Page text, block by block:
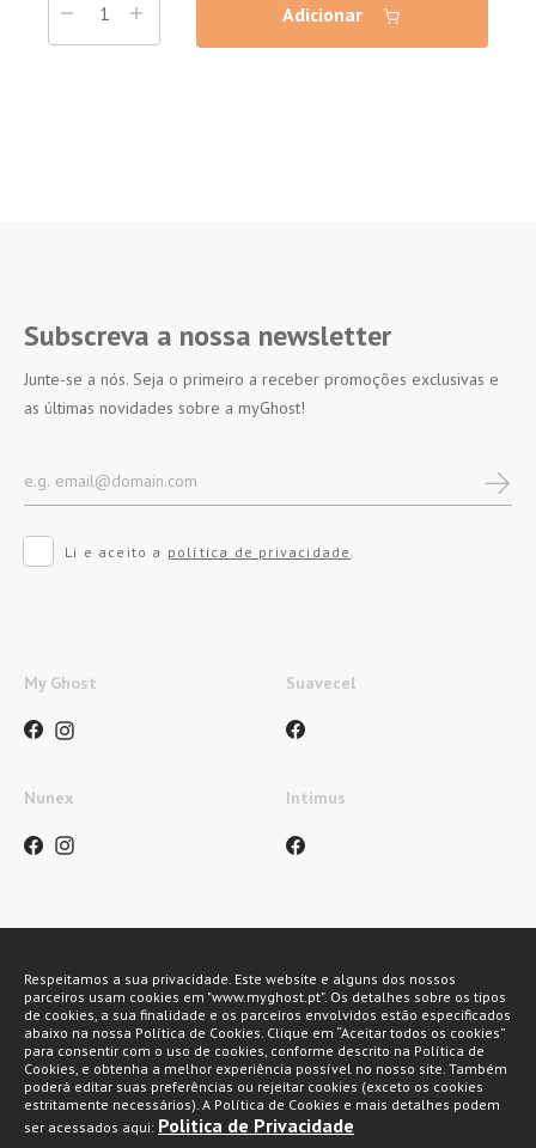
Adicionar
Subscreva a nossa newsletter
Junte-se a nós. Seja o primeiro a receber promoções exclusivas e
as últimas novidades sobre a myGhost!
Li e aceito a política de privacidade
My Ghost Suavecel
Nunex Intimus
Métodos de pagamento
Respeitamos a sua privacidade. Este website e alguns dos nossos
parceiros usam cookies em "www.myghost.pt". Os detalhes sobre os tipos
de cookies, a sua finalidade e os parceiros envolvidos estão especificados
abaixo na nossa Política de Cookies. Clique em “Aceitar todos os cookies”
para consentir com o uso de cookies, conforme descrito na Política de
Cookies, e obtenha a melhor experiência possível no nosso site. Também
poderá editar suas preferências ou rejeitar cookies (exceto os cookies
estritamente necessários). A Política de Cookies e mais detalhes podem
ser acessados aqui: Politica de Privacidade